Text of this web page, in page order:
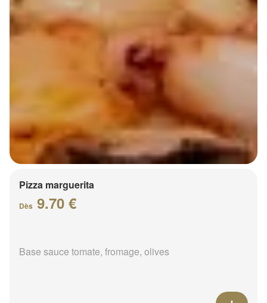
Pizza marguerita
Dès 9.70 €
Base sauce tomate, fromage, olives